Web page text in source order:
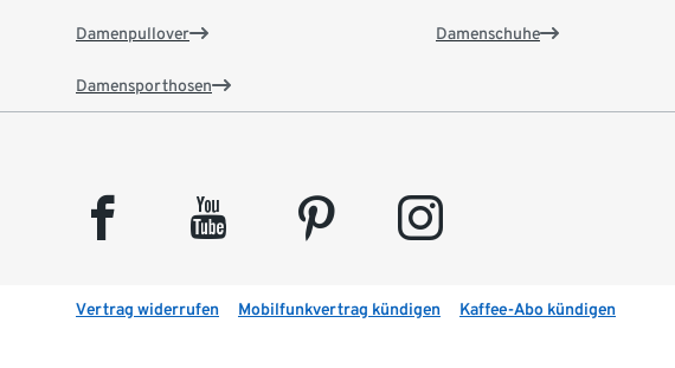
Damenpullover
Damensporthosen
Damenschuhe
facebook youtube pinterest instagram
Vertrag widerrufen Mobilfunkvertrag kündigen Kaffee-Abo kündigen